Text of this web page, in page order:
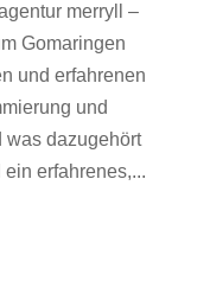
merryll –
Gomaringen
und erfahrenen
und
was dazugehört
erfahrenes,...